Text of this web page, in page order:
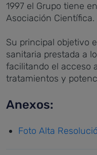
1997 el Grupo tiene
Asociación Científica.
Su principal objetivo
sanitaria prestada a
facilitando el acceso
tratamientos y
Anexos:
Foto Alta